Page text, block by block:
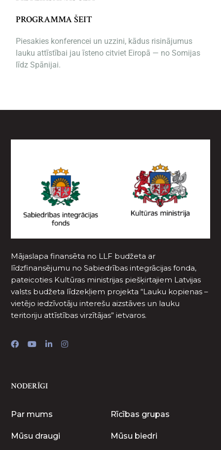
PROGRAMMA ŠEIT
Piesakies konferencei un uzzini, kādus risinājumus
lauku attīstībai jau īsteno citviet Eiropā — no Somijas
līdz Spānijai.
Mājaslapa finansēta no LLF budžeta ar
līdzfinansējumu no Sabiedrības integrācijas fonda,
pateicoties Kultūras ministrijas piešķirtajiem Latvijas
valsts budžeta līdzekļiem projekta “Lauku kopienas –
vietējo iedzīvotāju interešu aizstāves un lauku
teritoriju attīstības virzītājas” ietvaros.
NODERĪGI
Par mums Rīcības grupas
Mūsu draugi Mūsu biedri